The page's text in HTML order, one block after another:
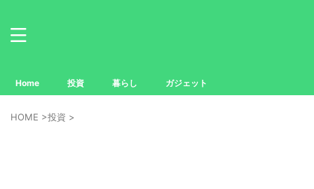
Home 投資 暮らし ガジェット
HOME >投資 >